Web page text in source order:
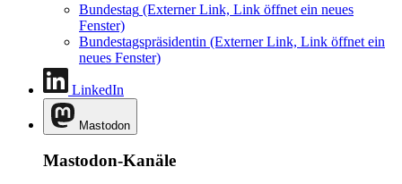
Bundestag (Externer Link, Link öffnet ein neues
Fenster)
Bundestagspräsidentin (Externer Link, Link öffnet ein
neues Fenster)
LinkedIn
Mastodon
Mastodon-Kanäle